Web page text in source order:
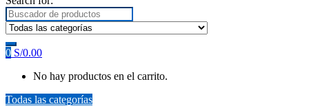
0 S/0.00
No hay productos en el carrito.
Todas las categorías